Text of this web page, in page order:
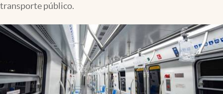
Clima
Espiritualidad
Mediakit
abre en nueva pestaña
México
transporte público.